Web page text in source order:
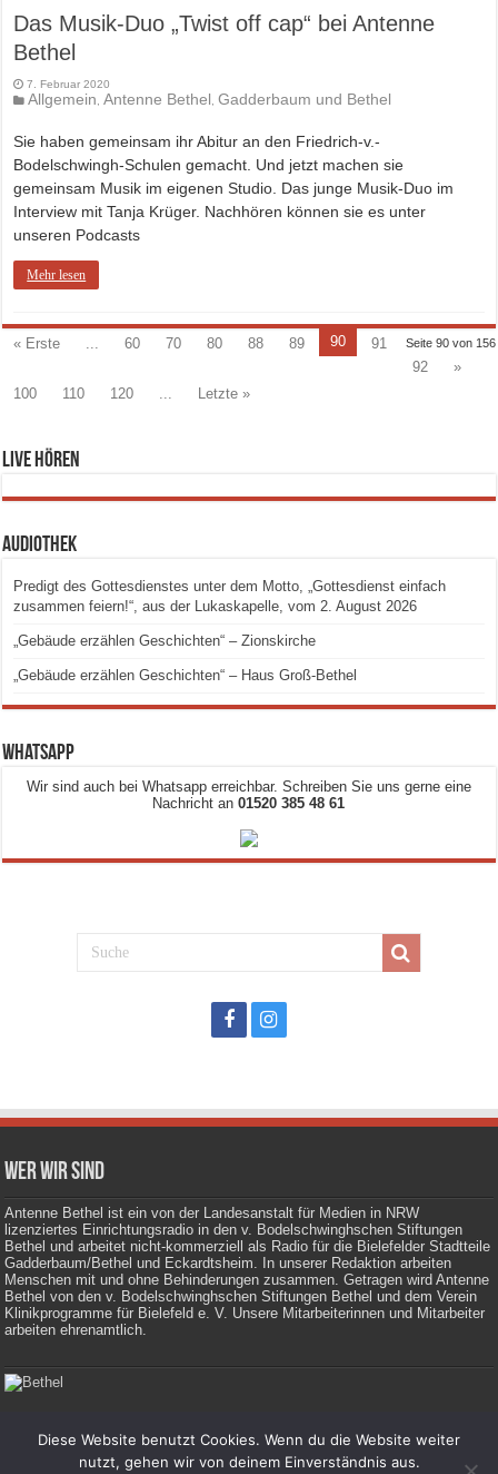
Das Musik-Duo „Twist off cap“ bei Antenne
Bethel
7. Februar 2020
Allgemein ,Antenne Bethel ,Gadderbaum und Bethel
Sie haben gemeinsam ihr Abitur an den Friedrich-v.-
Bodelschwingh-Schulen gemacht. Und jetzt machen sie
gemeinsam Musik im eigenen Studio. Das junge Musik-Duo im
Interview mit Tanja Krüger. Nachhören können sie es unter
unseren Podcasts
Mehr lesen
Seite 90 von 156
« Erste ... 60 70 80 88 89 90
91
92
»
100
110 120 ... Letzte »
Live hören
Audiothek
Predigt des Gottesdienstes unter dem Motto, „Gottesdienst einfach
zusammen feiern!“, aus der Lukaskapelle, vom 2. August 2026
„Gebäude erzählen Geschichten“ – Zionskirche
„Gebäude erzählen Geschichten“ – Haus Groß-Bethel
Whatsapp
Wir sind auch bei Whatsapp erreichbar. Schreiben Sie uns gerne eine
Nachricht an01520 385 48 61
Wer wir sind
Antenne Bethel ist ein von der Landesanstalt für Medien in NRW
lizenziertes Einrichtungsradio in den v. Bodelschwinghschen Stiftungen
Bethel und arbeitet nicht-kommerziell als Radio für die Bielefelder Stadtteile
Gadderbaum/Bethel und Eckardtsheim. In unserer Redaktion arbeiten
Menschen mit und ohne Behinderungen zusammen. Getragen wird Antenne
Bethel von den v. Bodelschwinghschen Stiftungen Bethel und dem Verein
Klinikprogramme für Bielefeld e. V. Unsere Mitarbeiterinnen und Mitarbeiter
arbeiten ehrenamtlich.
Impressum|Datenschutz
Diese Website benutzt Cookies. Wenn du die Website weiter
nutzt, gehen wir von deinem Einverständnis aus.